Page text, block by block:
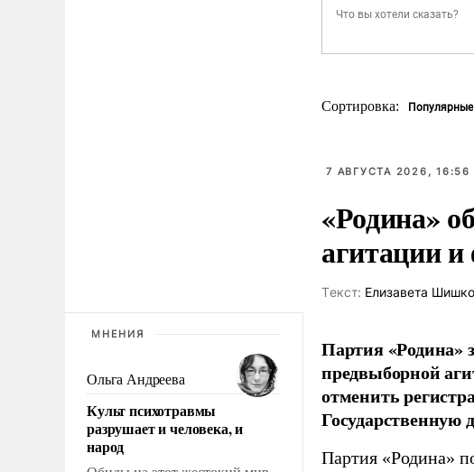
МНЕНИЯ
Ольга Андреева
Культ психотравмы
разрушает и человека, и
народ
Сортировка:
7 АВГУСТА 2026, 16:56
«Родина»
агитации
Tекст: Елизавета
Партия «Родина»
предвыборной
отменить
Государственную
Партия «Родина»